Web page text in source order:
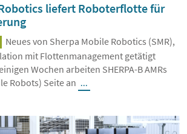
liefert Roboterflotte für
Neues von Sherpa Mobile Robotics (SMR),
mit Flottenmanagement getätigt
Wochen arbeiten SHERPA-B AMRs
Robots) Seite an ...